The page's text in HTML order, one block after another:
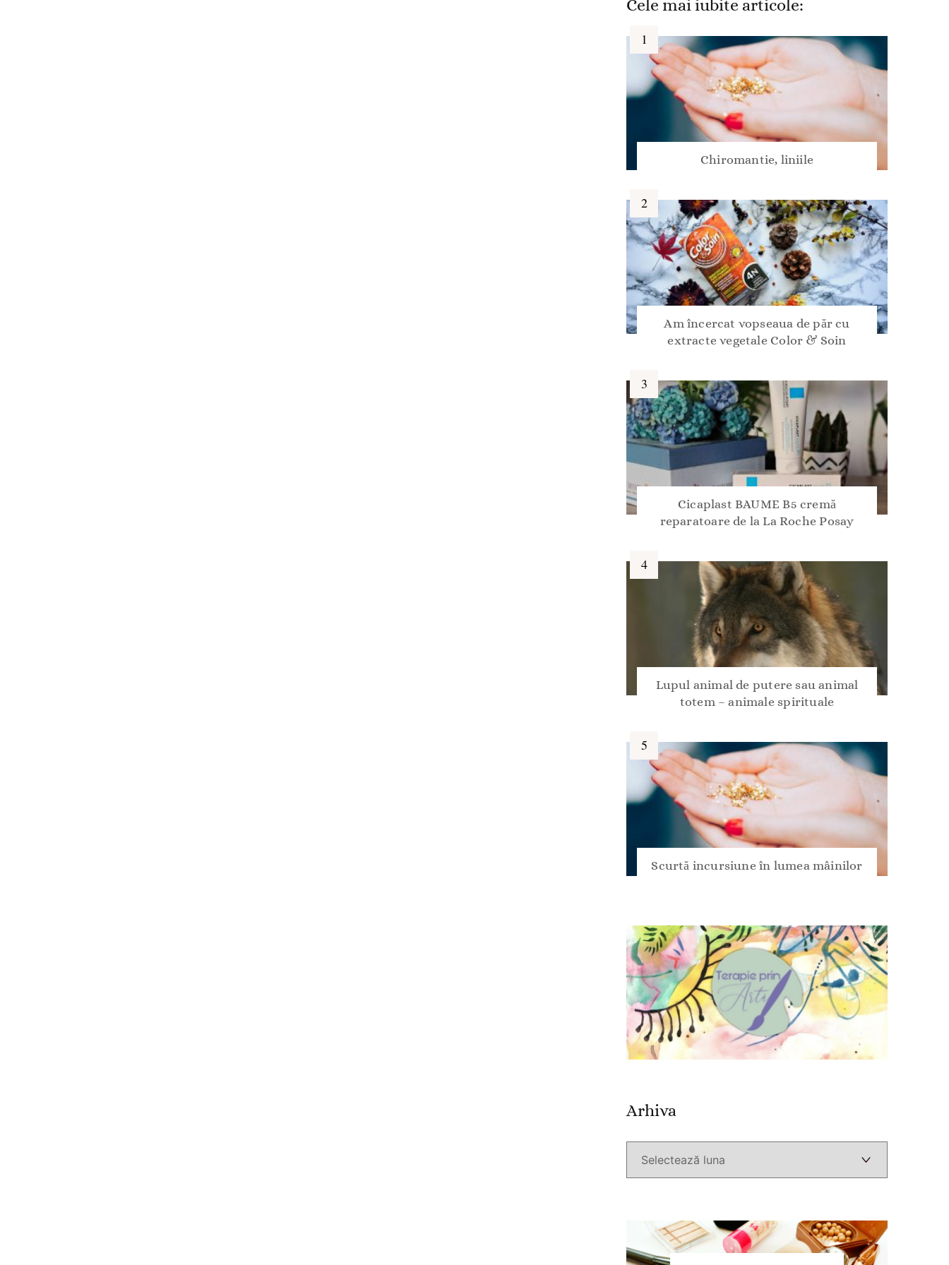
Cele mai iubite articole:
Chiromantie, liniile
Am încercat vopseaua de păr cu
extracte vegetale Color & Soin
Cicaplast BAUME B5 cremă
reparatoare de la La Roche Posay
Lupul animal de putere sau animal
totem – animale spirituale
Scurtă incursiune în lumea mâinilor
Arhiva